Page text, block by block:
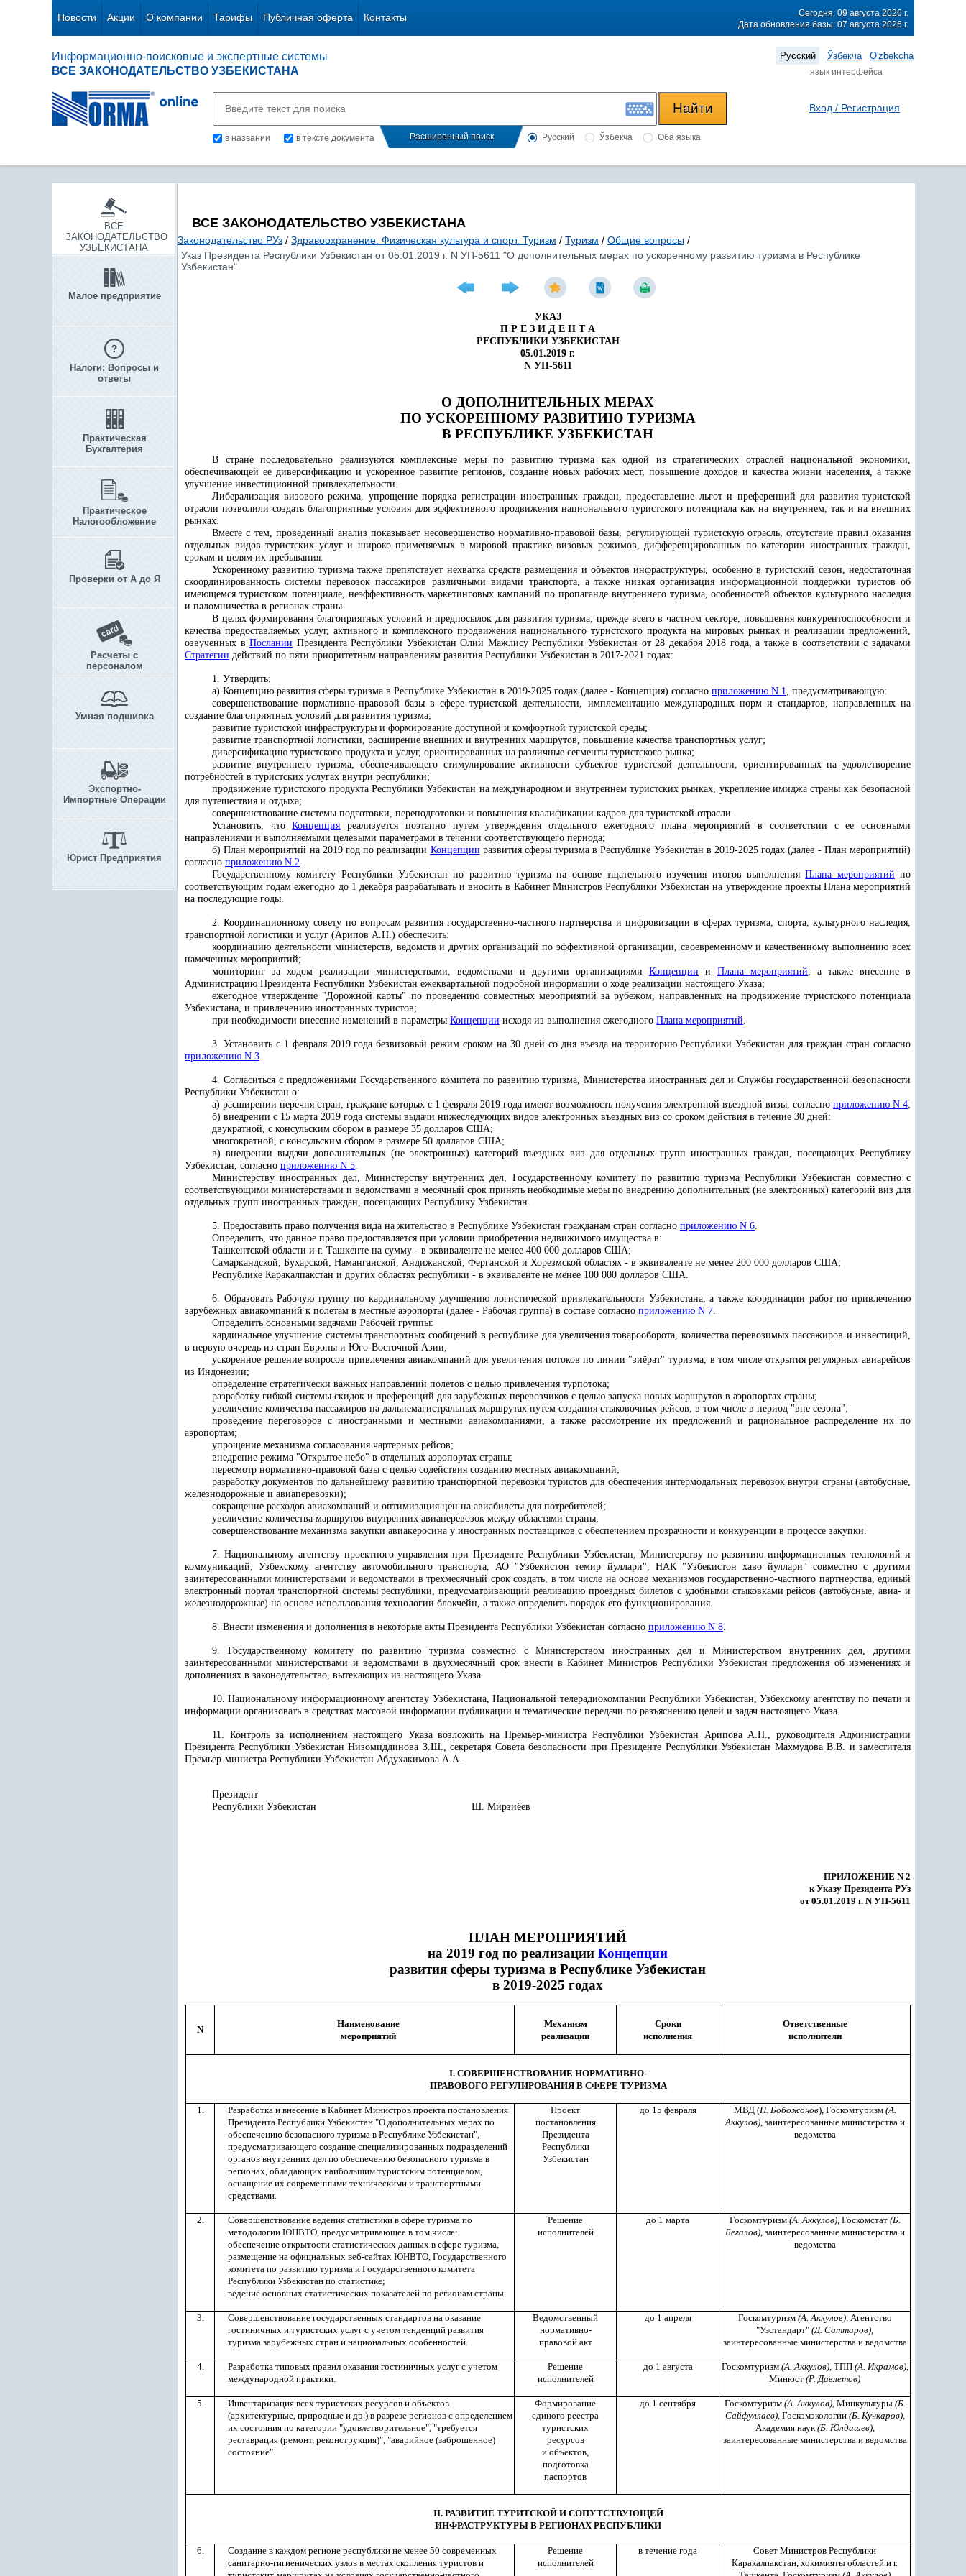
Новости Акции О компании Тарифы Публичная оферта Контакты
Сегодня: 09 августа 2026 г.
Дата обновления базы: 07 августа 2026 г.
Информационно-поисковые и экспертные системы
ВСЕ ЗАКОНОДАТЕЛЬСТВО УЗБЕКИСТАНА
Русский Ўзбекча O'zbekcha
язык интерфейса
в названии в тексте документа Расширенный поиск Русский Ўзбекча Оба языка
Вход / Регистрация
ВСЕ
ЗАКОНОДАТЕЛЬСТВО
УЗБЕКИСТАНА
Малое предприятие
Налоги: Вопросы и
ответы
Практическая
Бухгалтерия
Практическое
Налогообложение
Проверки от А до Я
Расчеты с
персоналом
Умная подшивка
Экспортно-
Импортные Операции
Юрист Предприятия
ВСЕ ЗАКОНОДАТЕЛЬСТВО УЗБЕКИСТАНА
Законодательство РУз / Здравоохранение. Физическая культура и спорт. Туризм / Туризм / Общие вопросы /
Указ Президента Республики Узбекистан от 05.01.2019 г. N УП-5611 "О дополнительных мерах по ускоренному развитию туризма в Республике
Узбекистан"
УКАЗ
П Р Е З И Д Е Н Т А
РЕСПУБЛИКИ УЗБЕКИСТАН
05.01.2019 г.
N УП-5611
О ДОПОЛНИТЕЛЬНЫХ МЕРАХ
ПО УСКОРЕННОМУ РАЗВИТИЮ ТУРИЗМА
В РЕСПУБЛИКЕ УЗБЕКИСТАН
В стране последовательно реализуются комплексные меры по развитию туризма как одной из стратегических отраслей национальной экономики,
обеспечивающей ее диверсификацию и ускоренное развитие регионов, создание новых рабочих мест, повышение доходов и качества жизни населения, а также
улучшение инвестиционной привлекательности.
Либерализация визового режима, упрощение порядка регистрации иностранных граждан, предоставление льгот и преференций для развития туристской
отрасли позволили создать благоприятные условия для эффективного продвижения национального туристского потенциала как на внутреннем, так и на внешних
рынках.
Вместе с тем, проведенный анализ показывает несовершенство нормативно-правовой базы, регулирующей туристскую отрасль, отсутствие правил оказания
отдельных видов туристских услуг и широко применяемых в мировой практике визовых режимов, дифференцированных по категории иностранных граждан,
срокам и целям их пребывания.
Ускоренному развитию туризма также препятствует нехватка средств размещения и объектов инфраструктуры, особенно в туристский сезон, недостаточная
скоординированность системы перевозок пассажиров различными видами транспорта, а также низкая организация информационной поддержки туристов об
имеющемся туристском потенциале, неэффективность маркетинговых кампаний по пропаганде внутреннего туризма, особенностей объектов культурного наследия
и паломничества в регионах страны.
В целях формирования благоприятных условий и предпосылок для развития туризма, прежде всего в частном секторе, повышения конкурентоспособности и
качества предоставляемых услуг, активного и комплексного продвижения национального туристского продукта на мировых рынках и реализации предложений,
озвученных вПослании Президента Республики Узбекистан Олий Мажлису Республики Узбекистан от 28 декабря 2018 года, а также в соответствии с задачами
Стратегии действий по пяти приоритетным направлениям развития Республики Узбекистан в 2017-2021 годах:
1. Утвердить:
а) Концепцию развития сферы туризма в Республике Узбекистан в 2019-2025 годах (далее - Концепция) согласно приложению N 1, предусматривающую:
совершенствование нормативно-правовой базы в сфере туристской деятельности, имплементацию международных норм и стандартов, направленных на
создание благоприятных условий для развития туризма;
развитие туристской инфраструктуры и формирование доступной и комфортной туристской среды;
развитие транспортной логистики, расширение внешних и внутренних маршрутов, повышение качества транспортных услуг;
диверсификацию туристского продукта и услуг, ориентированных на различные сегменты туристского рынка;
развитие внутреннего туризма, обеспечивающего стимулирование активности субъектов туристской деятельности, ориентированных на удовлетворение
потребностей в туристских услугах внутри республики;
продвижение туристского продукта Республики Узбекистан на международном и внутреннем туристских рынках, укрепление имиджа страны как безопасной
для путешествия и отдыха;
совершенствование системы подготовки, переподготовки и повышения квалификации кадров для туристской отрасли.
Установить, чтоКонцепция реализуется поэтапно путем утверждения отдельного ежегодного плана мероприятий в соответствии с ее основными
направлениями и выполняемыми целевыми параметрами в течении соответствующего периода;
б) План мероприятий на 2019 год по реализации Концепции развития сферы туризма в Республике Узбекистан в 2019-2025 годах (далее - План мероприятий)
согласно приложению N 2.
Государственному комитету Республики Узбекистан по развитию туризма на основе тщательного изучения итогов выполненияПлана мероприятий по
соответствующим годам ежегодно до 1 декабря разрабатывать и вносить в Кабинет Министров Республики Узбекистан на утверждение проекты Плана мероприятий
на последующие годы.
2.Координационному совету по вопросам развития государственно-частного партнерства и цифровизации в сферах туризма, спорта, культурного наследия,
транспортной логистики и услуг (Арипов А.Н.) обеспечить:
координацию деятельности министерств, ведомств и других организаций по эффективной организации, своевременному и качественному выполнению всех
намеченных мероприятий;
мониторинг за ходом реализации министерствами, ведомствами и другими организациями Концепции и Плана мероприятий, а также внесение в
Администрацию Президента Республики Узбекистан ежеквартальной подробной информации о ходе реализации настоящего Указа;
ежегодное утверждение "Дорожной карты" по проведению совместных мероприятий за рубежом, направленных на продвижение туристского потенциала
Узбекистана, и привлечению иностранных туристов;
при необходимости внесение изменений в параметры Концепции исходя из выполнения ежегодного Плана мероприятий.
3. Установить с 1 февраля 2019 года безвизовый режим сроком на 30 дней со дня въезда на территорию Республики Узбекистан для граждан стран согласно
приложению N 3.
4. Согласиться с предложениями Государственного комитета по развитию туризма, Министерства иностранных дел и Службы государственной безопасности
Республики Узбекистан о:
а) расширении перечня стран, граждане которых с 1 февраля 2019 года имеют возможность получения электронной въездной визы, согласно приложению N 4;
б) внедрении с 15 марта 2019 года системы выдачи нижеследующих видов электронных въездных виз со сроком действия в течение 30 дней:
двукратной, с консульским сбором в размере 35 долларов США;
многократной, с консульским сбором в размере 50 долларов США;
в) внедрении выдачи дополнительных (не электронных) категорий въездных виз для отдельных групп иностранных граждан, посещающих Республику
Узбекистан, согласно приложению N 5.
Министерству иностранных дел, Министерству внутренних дел, Государственному комитету по развитию туризма Республики Узбекистан совместно с
соответствующими министерствами и ведомствами в месячный срок принять необходимые меры по внедрению дополнительных (не электронных) категорий виз для
отдельных групп иностранных граждан, посещающих Республику Узбекистан.
5. Предоставить право получения вида на жительство в Республике Узбекистан гражданам стран согласно приложению N 6.
Определить, что данное право предоставляется при условии приобретения недвижимого имущества в:
Ташкентской области и г. Ташкенте на сумму - в эквиваленте не менее 400 000 долларов США;
Самаркандской, Бухарской, Наманганской, Андижанской, Ферганской и Хорезмской областях - в эквиваленте не менее 200 000 долларов США;
Республике Каракалпакстан и других областях республики - в эквиваленте не менее 100 000 долларов США.
6. Образовать Рабочую группу по кардинальному улучшению логистической привлекательности Узбекистана, а также координации работ по привлечению
зарубежных авиакомпаний к полетам в местные аэропорты (далее - Рабочая группа) в составе согласно приложению N 7.
Определить основными задачами Рабочей группы:
кардинальное улучшение системы транспортных сообщений в республике для увеличения товарооборота, количества перевозимых пассажиров и инвестиций,
в первую очередь из стран Европы и Юго-Восточной Азии;
ускоренное решение вопросов привлечения авиакомпаний для увеличения потоков по линии "зиёрат" туризма, в том числе открытия регулярных авиарейсов
из Индонезии;
определение стратегически важных направлений полетов с целью привлечения турпотока;
разработку гибкой системы скидок и преференций для зарубежных перевозчиков с целью запуска новых маршрутов в аэропортах страны;
увеличение количества пассажиров на дальнемагистральных маршрутах путем создания стыковочных рейсов, в том числе в период "вне сезона";
проведение переговоров с иностранными и местными авиакомпаниями, а также рассмотрение их предложений и рациональное распределение их по
аэропортам;
упрощение механизма согласования чартерных рейсов;
внедрение режима "Открытое небо" в отдельных аэропортах страны;
пересмотр нормативно-правовой базы с целью содействия созданию местных авиакомпаний;
разработку документов по дальнейшему развитию транспортной перевозки туристов для обеспечения интермодальных перевозок внутри страны (автобусные,
железнодорожные и авиаперевозки);
сокращение расходов авиакомпаний и оптимизация цен на авиабилеты для потребителей;
увеличение количества маршрутов внутренних авиаперевозок между областями страны;
совершенствование механизма закупки авиакеросина у иностранных поставщиков с обеспечением прозрачности и конкуренции в процессе закупки.
7. Национальному агентству проектного управления при Президенте Республики Узбекистан, Министерству по развитию информационных технологий и
коммуникаций, Узбекскому агентству автомобильного транспорта, АО "Узбекистон темир йуллари", НАК "Узбекистон хаво йуллари" совместно с другими
заинтересованными министерствами и ведомствами в трехмесячный срок создать, в том числе на основе механизмов государственно-частного партнерства, единый
электронный портал транспортной системы республики, предусматривающий реализацию проездных билетов с удобными стыковками рейсов (автобусные, авиа- и
железнодорожные) на основе использования технологии блокчейн, а также определить порядок его функционирования.
8. Внести изменения и дополнения в некоторые акты Президента Республики Узбекистан согласно приложению N 8.
9. Государственному комитету по развитию туризма совместно с Министерством иностранных дел и Министерством внутренних дел, другими
заинтересованными министерствами и ведомствами в двухмесячный срок внести в Кабинет Министров Республики Узбекистан предложения об изменениях и
дополнениях в законодательство, вытекающих из настоящего Указа.
10. Национальному информационному агентству Узбекистана, Национальной телерадиокомпании Республики Узбекистан, Узбекскому агентству по печати и
информации организовать в средствах массовой информации публикации и тематические передачи по разъяснению целей и задач настоящего Указа.
11. Контроль за исполнением настоящего Указа возложить на Премьер-министра Республики Узбекистан Арипова А.Н., руководителя Администрации
Президента Республики Узбекистан Низомиддинова З.Ш., секретаря Совета безопасности при Президенте Республики Узбекистан Махмудова В.В. и заместителя
Премьер-министра Республики Узбекистан Абдухакимова А.А.
Президент
Республики Узбекистан Ш. Мирзиёев
ПРИЛОЖЕНИЕ N 2
к Указу Президента РУз
от 05.01.2019 г. N УП-5611
ПЛАН МЕРОПРИЯТИЙ
на 2019 год по реализации Концепции
развития сферы туризма в Республике Узбекистан
в 2019-2025 годах
N
Наименование
мероприятий
Механизм
реализации
Сроки
исполнения
Ответственные
исполнители
I. СОВЕРШЕНСТВОВАНИЕ НОРМАТИВНО-
ПРАВОВОГО РЕГУЛИРОВАНИЯ В СФЕРЕ ТУРИЗМА
1.
Разработка и внесение в Кабинет Министров проекта постановления
Президента Республики Узбекистан "О дополнительных мерах по
обеспечению безопасного туризма в Республике Узбекистан",
предусматривающего создание специализированных подразделений
органов внутренних дел по обеспечению безопасного туризма в
регионах, обладающих наибольшим туристским потенциалом,
оснащение их современными техническими и транспортными
средствами.
Проект
постановления
Президента
Республики
Узбекистан
до 15 февраля МВД (П. Бобожонов), Госкомтуризм (А.
Аккулов),заинтересованные министерства и
ведомства
2.
Совершенствование ведения статистики в сфере туризма по
методологии ЮНВТО, предусматривающее в том числе:
обеспечение открытости статистических данных в сфере туризма,
размещение на официальных веб-сайтах ЮНВТО, Государственного
комитета по развитию туризма и Государственного комитета
Республики Узбекистан по статистике;
ведение основных статистических показателей по регионам страны.
Решение
исполнителей
до 1 марта Госкомтуризм (А. Аккулов), Госкомстат (Б.
Бегалов), заинтересованные министерства и
ведомства
3.
Совершенствование государственных стандартов на оказание
гостиничных и туристских услуг с учетом тенденций развития
туризма зарубежных стран и национальных особенностей.
Ведомственный
нормативно-
правовой акт
до 1 апреля Госкомтуризм (А. Аккулов),Агентство
"Узстандарт" (Д. Саттаров),
заинтересованные министерства и ведомства
4.
Разработка типовых правил оказания гостиничных услуг с учетом
международной практики.
Решение
исполнителей
до 1 августа Госкомтуризм (А. Аккулов), ТПП (А. Икрамов),
Минюст (Р. Давлетов)
5.
Инвентаризация всех туристских ресурсов и объектов
(архитектурные, природные и др.) в разрезе регионов с определением
их состояния по категории "удовлетворительное", "требуется
реставрация (ремонт, реконструкция)", "аварийное (заброшенное)
состояние".
Формирование
единого реестра
туристских
ресурсов
и объектов,
подготовка
паспортов
до 1 сентября Госкомтуризм (А. Аккулов),Минкультуры (Б.
Сайфуллаев), Госкомэкологии (Б. Кучкаров),
Академия наук(Б. Юлдашев),
заинтересованные министерства и ведомства
II. РАЗВИТИЕ ТУРИТСКОЙ И СОПУТСТВУЮЩЕЙ
ИНФРАСТРУКТУРЫ В РЕГИОНАХ РЕСПУБЛИКИ
6.
Создание в каждом регионе республики не менее 50 современных
санитарно-гигиенических узлов в местах скопления туристов и
Решение
исполнителей
в течение года
Совет Министров Республики
Каракалпакстан, хокимияты областей и г.